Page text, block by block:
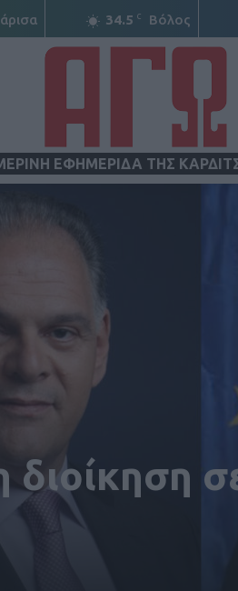
34.5 C Βόλος
ΕΦΗΜΕΡΙΔΑ ΤΗΣ
διοίκηση